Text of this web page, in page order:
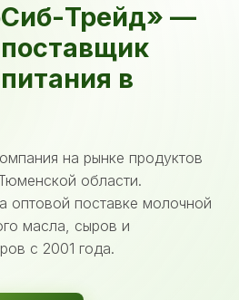
Трейд» —
в
на рынке продуктов
области.
оптовой поставке молочной
масла, сыров и
с 2001 года.